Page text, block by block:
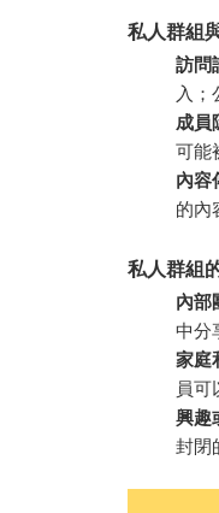
私人群組
訪問
入；
成員
可能
內容
的內
私人群組
內部
中分
家庭
員可
興趣
封閉